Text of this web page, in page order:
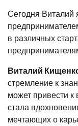
Сегодня Виталий
в различных
Виталий
стремление к
может привести
стала
мечтающих о